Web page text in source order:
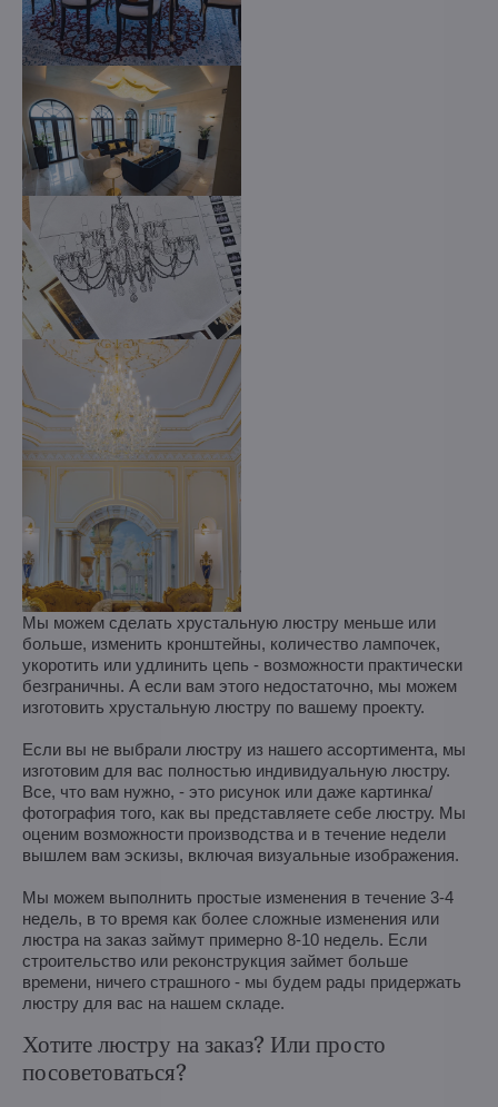
Мы можем сделать хрустальную люстру меньше или
больше, изменить кронштейны, количество лампочек,
укоротить или удлинить цепь - возможности практически
безграничны. А если вам этого недостаточно, мы можем
изготовить хрустальную люстру по вашему проекту.
Если вы не выбрали люстру из нашего ассортимента, мы
изготовим для вас полностью индивидуальную люстру.
Все, что вам нужно, - это рисунок или даже картинка/
фотография того, как вы представляете себе люстру. Мы
оценим возможности производства и в течение недели
вышлем вам эскизы, включая визуальные изображения.
Мы можем выполнить простые изменения в течение 3-4
недель, в то время как более сложные изменения или
люстра на заказ займут примерно 8-10 недель. Если
строительство или реконструкция займет больше
времени, ничего страшного - мы будем рады придержать
люстру для вас на нашем складе.
Хотите люстру на заказ? Или просто
посоветоваться?